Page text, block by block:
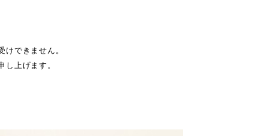
できません。
上げます。